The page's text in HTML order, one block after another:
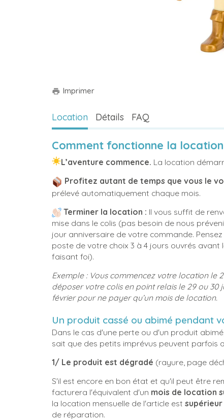
print Imprimer
Location Détails FAQ
Comment fonctionne la
L’aventure commence. La location
Profitez autant de temps que vous le
prélevé automatiquement chaque mois.
Terminer la location : Il vous suffit de
mise dans le colis (pas besoin de nous
jour anniversaire de votre commande.
poste de votre choix 3 à 4 jours ouvrés
faisant foi).
Exemple : Vous commencez votre location le
déposer votre colis en point relais le 29 ou 30
février pour ne payer qu’un mois de location.
Un produit cassé ou abimé pendant
Dans le cas d'une perte ou d'un produit
sait que des petits imprévus peuvent parfois
1/ Le produit est dégradé (rayure, page
S'il est encore en bon état et qu'il peut être
facturera l'équivalent d'un mois de location
la location mensuelle de l'article est supérieur
de réparation.